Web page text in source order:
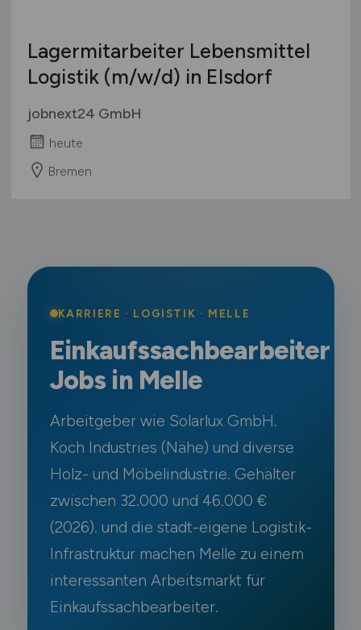
Lagermitarbeiter Lebensmittel
Logistik (m/w/d) in Elsdorf
jobnext24 GmbH
heute
Bremen
KARRIERE · LOGISTIK · MELLE
Einkaufssachbearbeiter
Jobs in Melle
Arbeitgeber wie Solarlux GmbH.
Koch Industries (Nähe) und diverse
Holz- und Möbelindustrie. Gehälter
zwischen 32.000 und 46.000 €
(2026). und die stadt-eigene Logistik-
Infrastruktur machen Melle zu einem
interessanten Arbeitsmarkt für
Einkaufssachbearbeiter.